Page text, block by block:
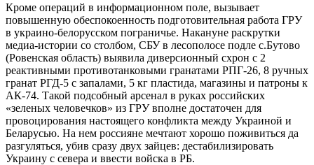
Кроме операций в информационном поле, вызывает
повышенную обеспокоенность подготовительная работа ГРУ
в украино-белорусском пограничье. Накануне раскрутки
медиа-истории со столбом, СБУ в лесополосе подле с.Бутово
(Ровенская область) выявила диверсионный схрон с 2
реактивными противотанковыми гранатами РПГ-26, 8 ручных
гранат РГД-5 с запалами, 5 кг пластида, магазины и патроны к
АК-74. Такой подсобный арсенал в руках российских
«зеленых человечков» из ГРУ вполне достаточен для
провоцирования настоящего конфликта между Украиной и
Беларусью. На нем россияне мечтают хорошо поживиться да
разгуляться, убив сразу двух зайцев: дестабилизировать
Украину с севера и ввести войска в РБ.